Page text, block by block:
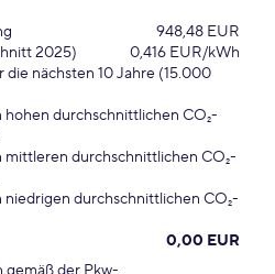
948,48 EUR
2025)
0,416 EUR/kWh
nächsten 10 Jahre (15.000
durchschnittlichen CO₂-
durchschnittlichen CO₂-
durchschnittlichen CO₂-
0,00 EUR